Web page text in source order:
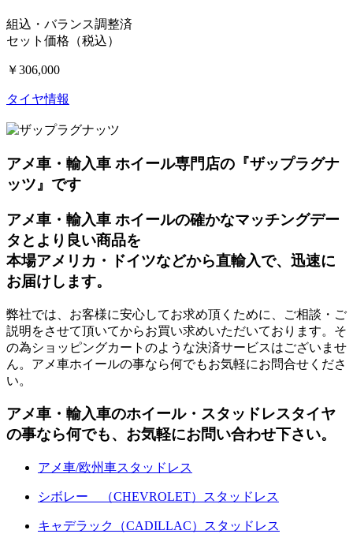
組込・バランス調整済
セット価格（税込）
￥306,000
タイヤ情報
アメ車・輸入車 ホイール専門店の『ザップラグナ
ッツ』です
アメ車・輸入車 ホイールの確かなマッチングデー
タとより良い商品を
本場アメリカ・ドイツなどから直輸入で、迅速に
お届けします。
弊社では、お客様に安心してお求め頂くために、ご相談・ご
説明をさせて頂いてからお買い求めいただいております。そ
の為ショッピングカートのような決済サービスはございませ
ん。アメ車ホイールの事なら何でもお気軽にお問合せくださ
い。
アメ車・輸入車のホイール・スタッドレスタイヤ
の事なら何でも、お気軽にお問い合わせ下さい。
アメ車/欧州車スタッドレス
シボレー （CHEVROLET）スタッドレス
キャデラック（CADILLAC）スタッドレス